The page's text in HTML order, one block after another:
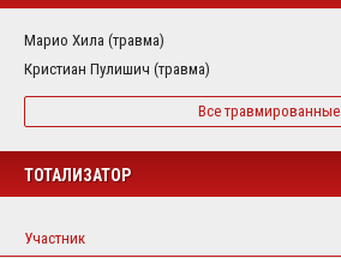
Марио Хила (травма)
Кристиан Пулишич (травма)
Все травмированные
ТОТАЛИЗАТОР
Участник